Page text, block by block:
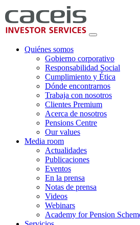
Quiénes somos
Gobierno corporativo
Responsabilidad Social
Cumplimiento y Ética
Dónde encontrarnos
Trabaja con nosotros
Clientes Premium
Acerca de nosotros
Pensions Centre
Our values
Media room
Actualidades
Publicaciones
Eventos
En la prensa
Notas de prensa
Videos
Webinars
Academy for Pension